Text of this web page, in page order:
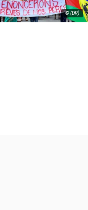
© (DR)